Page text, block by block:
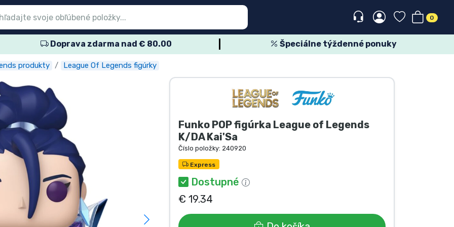
0
Doprava zdarma nad € 80.00 Špeciálne týždenné ponuky
produkty League Of Legends figúrky
Funko POP figúrka League of Legends
K/DA Kai'Sa
Číslo položky: 240920
Express
Dostupné
€ 19.34
produkty
produkty
výrobky
anime
pre hráčov
produkty
produkty